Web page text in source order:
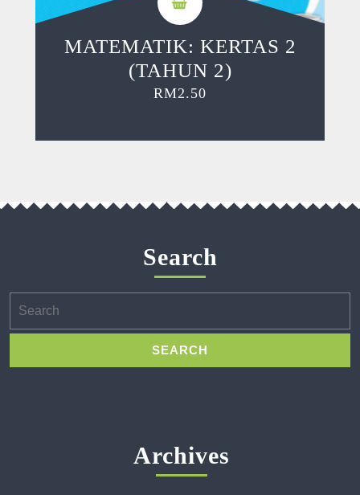
MATEMATIK: KERTAS 2
(TAHUN 2)
RM2.50
Search
for:
Archives